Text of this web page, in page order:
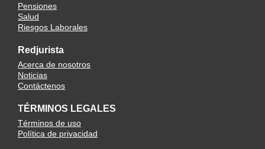
Pensiones
Salud
Riesgos Laborales
Redjurista
Acerca de nosotros
Noticias
Contáctenos
TÉRMINOS LEGALES
Términos de uso
Política de privacidad